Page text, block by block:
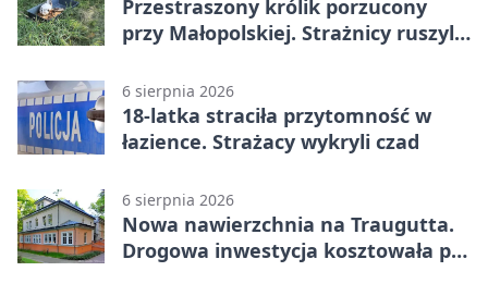
Przestraszony królik porzucony
przy Małopolskiej. Strażnicy ruszyli
6 sierpnia 2026
18-latka straciła przytomność w
łazience. Strażacy wykryli czad
6 sierpnia 2026
Nowa nawierzchnia na Traugutta.
Drogowa inwestycja kosztowała pół